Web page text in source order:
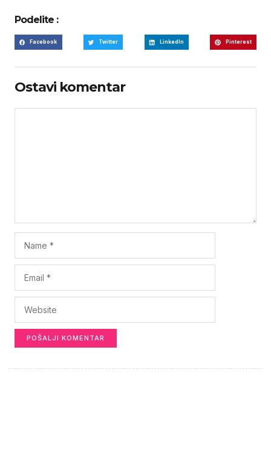
Podelite :
Facebook Twitter LinkedIn Pinterest
Ostavi komentar